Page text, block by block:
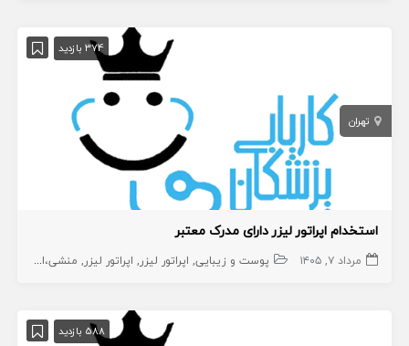
374 بازدید
تهران
استخدام اپراتور لیزر دارای مدرک معتبر
مرداد ۷, ۱۴۰۵ پوست و زیبایی اپراتور لیزر اپراتور لیزر منشی،اپراتور،دستیار
588 بازدید